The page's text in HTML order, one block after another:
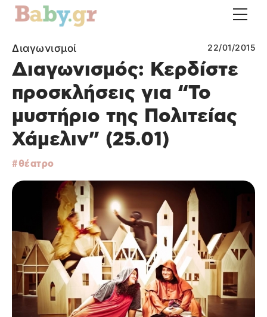
Διαγωνισμοί 22/01/2015
Διαγωνισμός: Κερδίστε
προσκλήσεις για “Το
μυστήριο της Πολιτείας
Χάμελιν” (25.01)
θέατρο